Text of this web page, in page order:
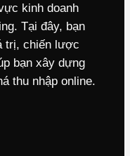
kinh doanh
Tại đây, bạn
trị, chiến lược
bạn xây dựng
thu nhập online.